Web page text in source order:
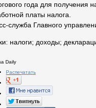
года для получения
платы налога.
служба Главного
налоги; доходы;
Daily
Распечатать